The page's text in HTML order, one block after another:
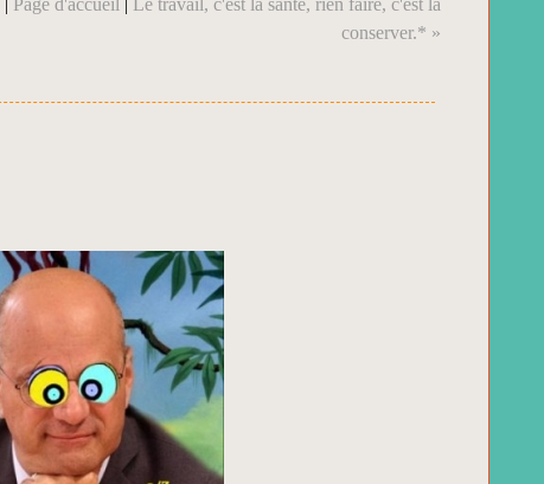
| Page d'accueil | Le travail, c'est la santé, rien faire, c'est la
conserver.* »